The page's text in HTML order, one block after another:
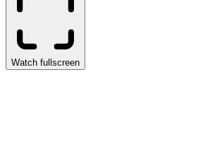
Watch fullscreen